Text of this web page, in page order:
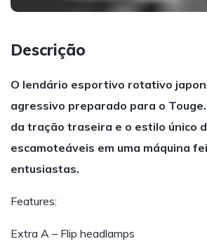
Descrição
O lendário esportivo rotativo
agressivo preparado para o
da tração traseira e o estilo único
escamoteáveis em uma máquina
entusiastas.
Features:
Extra A – Flip headlamps